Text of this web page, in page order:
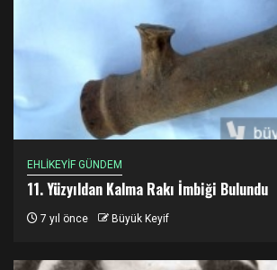
EHLİKEYİF GÜNDEM
11. Yüzyıldan Kalma Rakı İmbiği Bulundu
7 yıl önce Büyük Keyif